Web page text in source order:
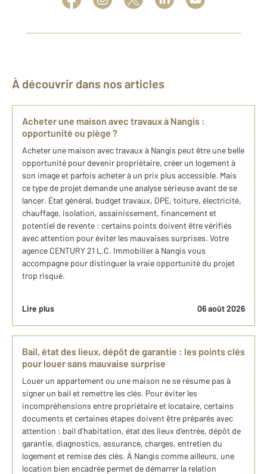
À découvrir dans nos articles
Acheter une maison avec travaux à Nangis :
opportunité ou piège ?
Acheter une maison avec travaux à Nangis peut être une belle
opportunité pour devenir propriétaire, créer un logement à
son image et parfois acheter à un prix plus accessible. Mais
ce type de projet demande une analyse sérieuse avant de se
lancer. État général, budget travaux, DPE, toiture, électricité,
chauffage, isolation, assainissement, financement et
potentiel de revente : certains points doivent être vérifiés
avec attention pour éviter les mauvaises surprises. Votre
agence CENTURY 21 L.C. Immobilier à Nangis vous
accompagne pour distinguer la vraie opportunité du projet
trop risqué.
Lire plus 06 août 2026
Bail, état des lieux, dépôt de garantie : les points clés
pour louer sans mauvaise surprise
Louer un appartement ou une maison ne se résume pas à
signer un bail et remettre les clés. Pour éviter les
incompréhensions entre propriétaire et locataire, certains
documents et certaines étapes doivent être préparés avec
attention : bail d’habitation, état des lieux d’entrée, dépôt de
garantie, diagnostics, assurance, charges, entretien du
logement et remise des clés. À Nangis comme ailleurs, une
location bien encadrée permet de démarrer la relation